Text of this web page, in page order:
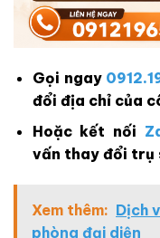
Gọi ngay
đổi địa chỉ của
Hoặc kết nối
vấn thay đổi trụ
Xem thêm: Dịch
phòng đại diện